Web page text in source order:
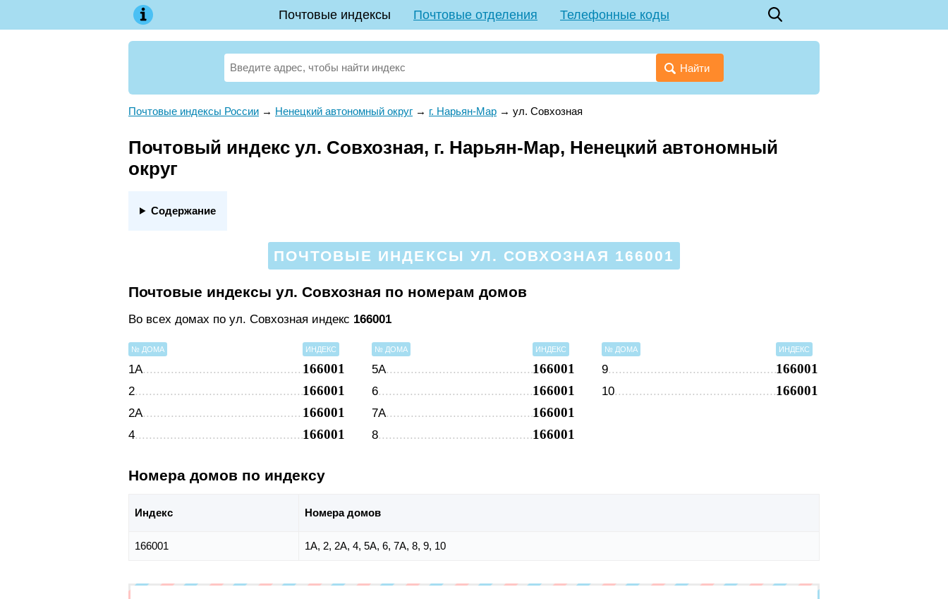
Почтовые индексы Почтовые отделения Телефонные коды
Найти
Почтовые индексы России → Ненецкий автономный округ → г. Нарьян-Мар → ул. Совхозная
Почтовый индекс ул. Совхозная, г. Нарьян-Мар, Ненецкий автономный
округ
Содержание
ПОЧТОВЫЕ ИНДЕКСЫ УЛ. СОВХОЗНАЯ 166001
Почтовые индексы ул. Совхозная по номерам домов
Во всех домах по ул. Совхозная индекс 166001
№ ДОМА ИНДЕКС
1А 166001
2 166001
2А 166001
4 166001
№ ДОМА ИНДЕКС
5А 166001
6 166001
7А 166001
8 166001
№ ДОМА ИНДЕКС
9 166001
10 166001
Номера домов по индексу
Индекс Номера домов
166001 1А, 2, 2А, 4, 5А, 6, 7А, 8, 9, 10